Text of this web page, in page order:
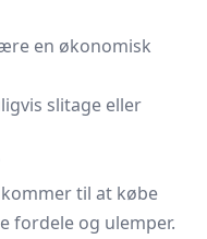
en økonomisk
slitage eller
til at købe
fordele og ulemper.